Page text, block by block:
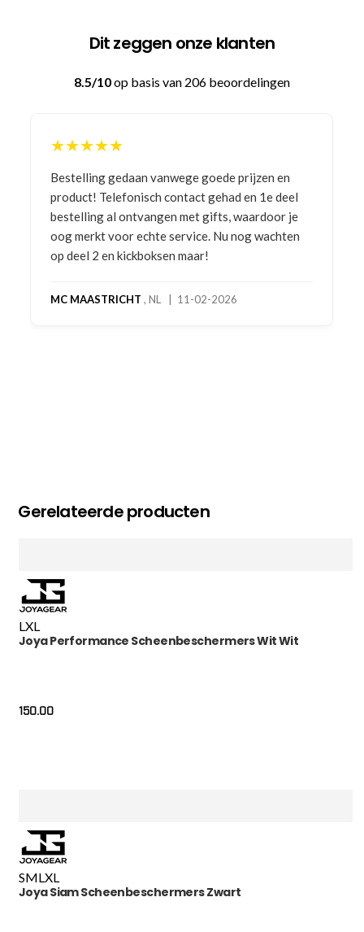
Dit zeggen onze klanten
8.5/10op basis van 206 beoordelingen
vanwege goede prijzen en
contact gehad en 1e deel
ontvangen met gifts, waardoor je
echte service. Nu nog wachten
kickboksen maar!
, NL | 11-02-2026
Goede prijzen,
JULIA, NL | 08-02-
Gerelateerde producten
LXL
Joya Performance Scheenbeschermers Wit Wit
150.00
SML XL
Joya Siam Scheenbeschermers Zwart